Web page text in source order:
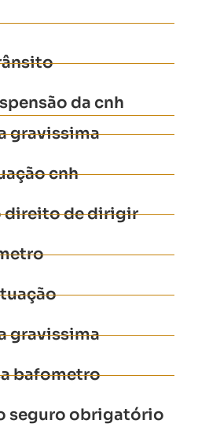
da cnh
gravissima
cnh
direito de dirigir
gravissima
bafometro
seguro obrigatório